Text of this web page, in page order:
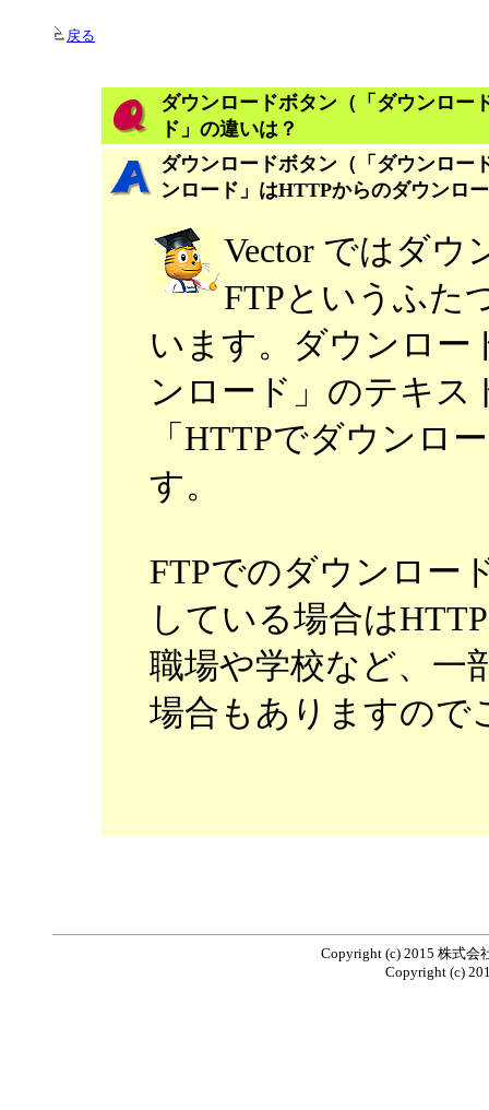
戻る
ダウンロードボタン（「ダウンロー
ド」の違いは？
ダウンロードボタン（「ダウンロー
ンロード」はHTTPからのダウンロ
Vector ではダウ
FTPというふた
います。ダウンロー
ンロード」のテキス
「HTTPでダウンロ
す。
FTPでのダウンロー
している場合は
職場や学校など、一
場合もありますので
Copyright (c) 2015 株式
Copyright (c)